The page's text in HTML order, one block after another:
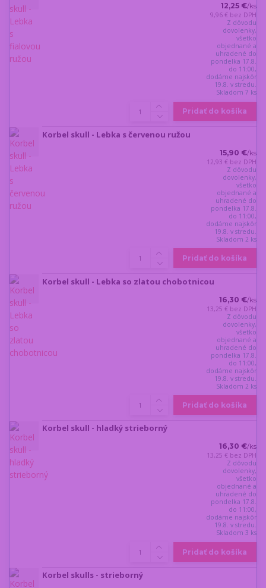
12,25 €/ks
9,96 € bez DPH
Z dôvodu
dovolenky,
všetko
objednané a
uhradené do
pondelka 17.8.
do 11:00,
dodáme najskôr
19.8. v stredu.
Skladom 7 ks
Pridať do košíka
Korbel skull - Lebka s červenou ružou
15,90 €/ks
12,93 € bez DPH
Z dôvodu
dovolenky,
všetko
objednané a
uhradené do
pondelka 17.8.
do 11:00,
dodáme najskôr
19.8. v stredu.
Skladom 2 ks
Pridať do košíka
Korbel skull - Lebka so zlatou chobotnicou
16,30 €/ks
13,25 € bez DPH
Z dôvodu
dovolenky,
všetko
objednané a
uhradené do
pondelka 17.8.
do 11:00,
dodáme najskôr
19.8. v stredu.
Skladom 2 ks
Pridať do košíka
Korbel skull - hladký strieborný
16,30 €/ks
13,25 € bez DPH
Z dôvodu
dovolenky,
všetko
objednané a
uhradené do
pondelka 17.8.
do 11:00,
dodáme najskôr
19.8. v stredu.
Skladom 3 ks
Pridať do košíka
Korbel skulls - strieborný